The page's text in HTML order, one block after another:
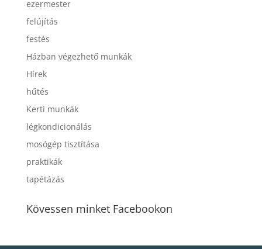
ezermester
felújítás
festés
Házban végezhető munkák
Hírek
hűtés
Kerti munkák
légkondicionálás
mosógép tisztítása
praktikák
tapétázás
Kövessen minket Facebookon